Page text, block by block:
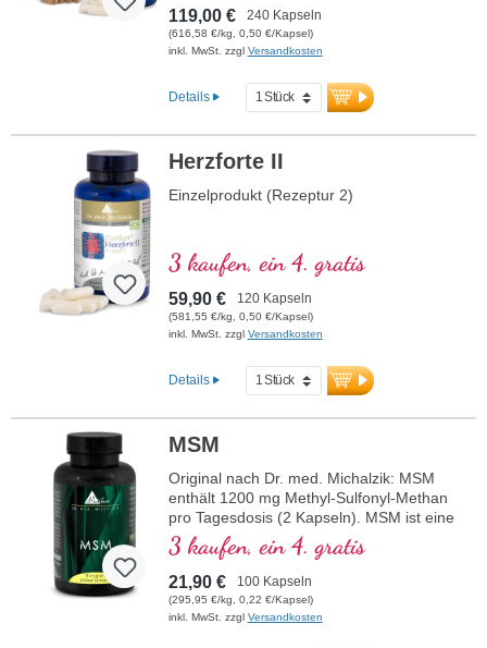
119,00 € 240 Kapseln
(616,58 €/kg, 0,50 €/Kapsel)
inkl. MwSt. zzgl Versandkosten
Details
Herzforte II
Einzelprodukt (Rezeptur 2)
3 kaufen, ein 4. gratis
59,90 € 120 Kapseln
(581,55 €/kg, 0,50 €/Kapsel)
inkl. MwSt. zzgl Versandkosten
Details
MSM
Original nach Dr. med. Michalzik: MSM
enthält 1200 mg Methyl-Sulfonyl-Methan
pro Tagesdosis (2 Kapseln). MSM ist eine
biologisch aktive Schwefelverbindung, die
sich stark von elementarem Schwefel
unterscheidet. Es ist sehr hochwertig und
wichtig für den gesamten Körper. Dieses
hochwertige Nahrungsergänzungsmittel
3 kaufen, ein 4. gratis
21,90 € 100 Kapseln
(295,95 €/kg, 0,22 €/Kapsel)
inkl. MwSt. zzgl Versandkosten